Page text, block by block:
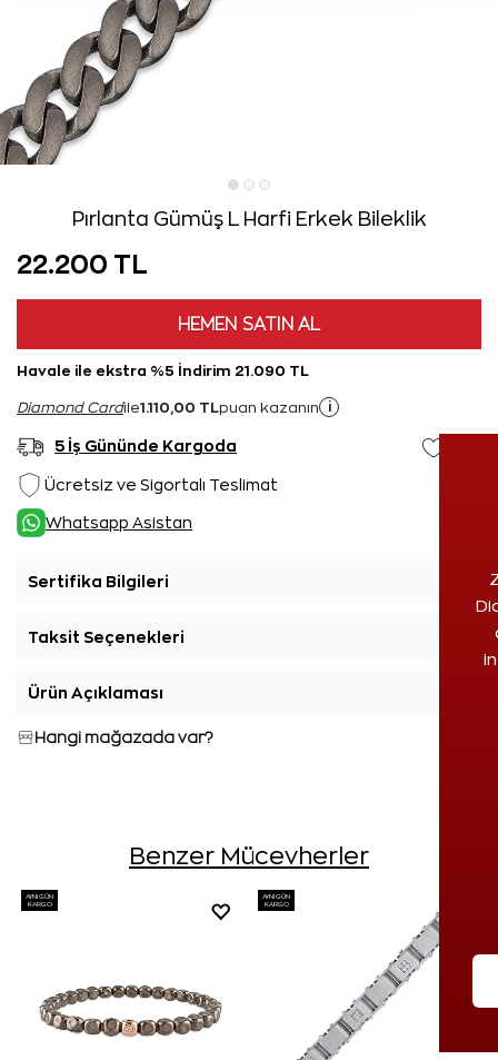
Pırlanta Gümüş L Harfi Erkek Bileklik
22.200 TL
HEMEN SATIN AL
Havale ile ekstra %5 İndirim 21.090 TL
Diamond Cardile1.110,00 TL puan kazanın i
5 İş Gününde Kargoda
Ücretsiz ve Sigortalı Teslimat
Whatsapp Asistan
Sertifika Bilgileri
Taksit Seçenekleri
Ürün Açıklaması
Hangi mağazada var?
Benzer Mücevherler
AYNI GÜN
KARGO
AYNI GÜN
KARGO